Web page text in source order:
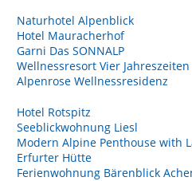
Naturhotel Alpenblick
Hotel Mauracherhof
Garni Das SONNALP
Wellnessresort Vier Jahreszeiten
Alpenrose Wellnessresidenz
Hotel Rotspitz
Seeblickwohnung Liesl
Modern Alpine Penthouse with
Erfurter Hütte
Ferienwohnung Bärenblick